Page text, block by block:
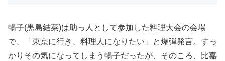
暢子(黒島結菜)は助っ人として参加した料理大会の会場
で、「東京に行き、料理人になりたい」と爆弾発言。すっ
かりその気になってしまう暢子だったが、そのころ、比嘉